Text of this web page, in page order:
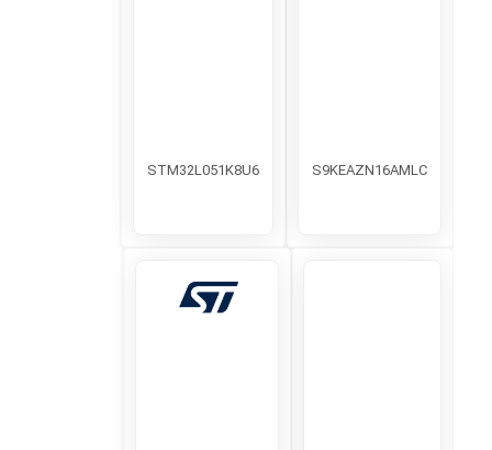
S9KEAZN16AMLC
STM32L051K8U6